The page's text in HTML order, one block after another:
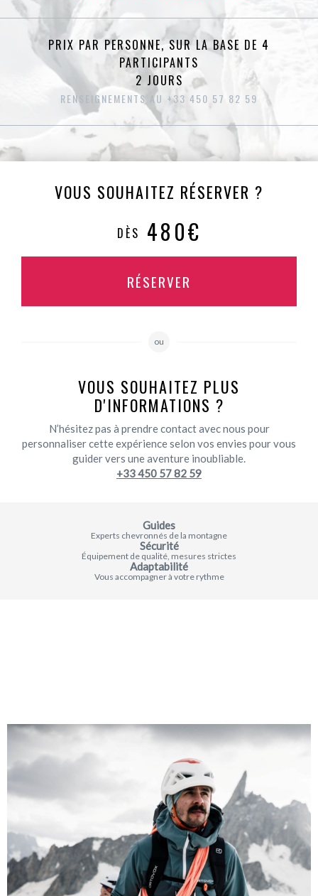
PRIX PAR PERSONNE, SUR LA BASE DE 4
PARTICIPANTS
2 JOURS
RENSEIGNEMENTS AU +33 450 57 82 59
VOUS SOUHAITEZ RÉSERVER ?
DÈS 480€
RÉSERVER
ou
VOUS SOUHAITEZ PLUS
D'INFORMATIONS ?
N’hésitez pas à prendre contact avec nous pour
personnaliser cette expérience selon vos envies pour vous
guider vers une aventure inoubliable.
+33 450 57 82 59
Guides
Experts chevronnés de la montagne
Sécurité
Équipement de qualité, mesures strictes
Adaptabilité
Vous accompagner à votre rythme